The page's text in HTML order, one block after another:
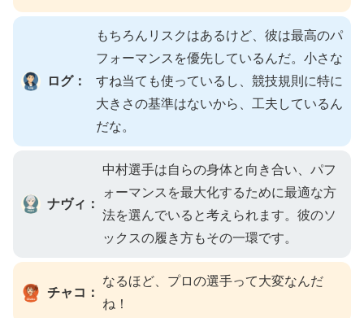
ログ：
もちろんリスクはあるけど、彼は最高のパ
フォーマンスを優先しているんだ。小さな
すね当ても使っているし、競技規則に特に
大きさの基準はないから、工夫しているん
だな。
ナヴィ：
中村選手は自らの身体と向き合い、パフ
ォーマンスを最大化するために最適な方
法を選んでいると考えられます。彼のソ
ックスの履き方もその一環です。
チャコ：
なるほど、プロの選手って大変なんだ
ね！